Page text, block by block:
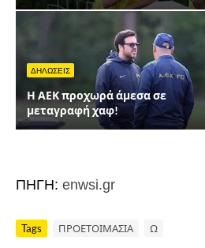
ΔΗΛΩΣΕΙΣ
Η ΑΕΚ προχωρά άμεσα σε
μεταγραφή χαφ!
ΠΗΓΗ: enwsi.gr
Tags ΠΡΟΕΤΟΙΜΑΣΙΑ Ω